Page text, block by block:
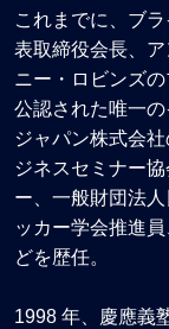
これまでに、ブ
表取締役会長、
ニー・ロビンズ
公認された唯一
ジャパン株式会
ジネスセミナー
ー、一般財団法
ッカー学会推進
どを歴任。
1998 年、慶應義